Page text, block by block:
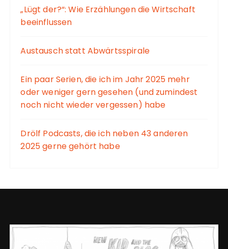
„Lügt der?“: Wie Erzählungen die Wirtschaft
beeinflussen
Austausch statt Abwärtsspirale
Ein paar Serien, die ich im Jahr 2025 mehr
oder weniger gern gesehen (und zumindest
noch nicht wieder vergessen) habe
Drölf Podcasts, die ich neben 43 anderen
2025 gerne gehört habe